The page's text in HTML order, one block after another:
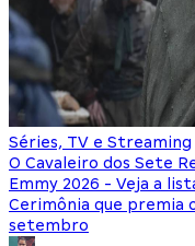
Séries, TV e Streaming
O Cavaleiro dos Sete
Emmy 2026 - Veja a
Cerimônia que premia
setembro